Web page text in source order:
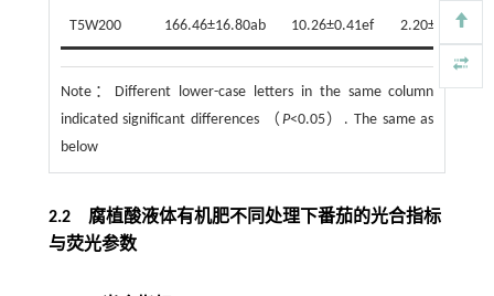
T5W200 166.46±16.80ab 10.26±0.41ef 2.20±0.20d
Note： Different lower-case letters in the same column
indicated significant differences （ P<0.05）. The same as
below
2.2 腐植酸液体有机肥不同处理下番茄的光合指标
与荧光参数